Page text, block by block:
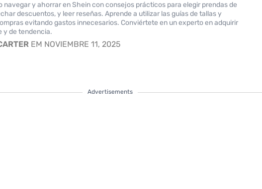
navegar y ahorrar en Shein con consejos prácticos para elegir prendas de
descuentos, y leer reseñas. Aprende a utilizar las guías de tallas y
evitando gastos innecesarios. Conviértete en un experto en adquirir
y de tendencia.
EM NOVIEMBRE 11, 2025
Advertisements